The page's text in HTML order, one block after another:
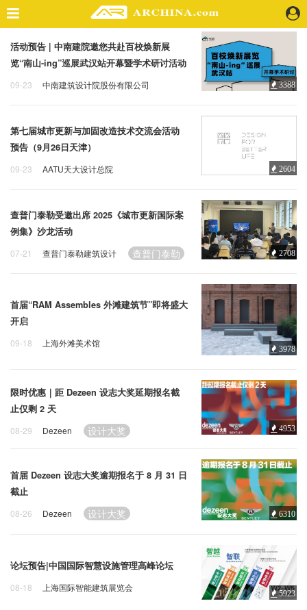
精选案例
建 筑
景 观
视 频
头条资讯
机 构
人 物
快速搜索
企业招聘
企业会员
广告投放
关于我们
活动预告 | 中南建院邀您共赴百校焕新展
览“南山-ing”巡展武汉站开幕暨学术研讨活动
09-23 中南建筑设计院股份有限公司 3388
第七届城市更新与加固改造技术交流会活动
预告（9月26日天津）
09-23 AATU天大设计总院 2604
查普门泰勒受邀出席 2025《城市更新国际案
例集》沙龙活动
07-21 查普门泰勒建筑设计 查普门泰勒 2708
首届“RAM Assembles 外滩建筑节”即将盛大
开启
09-18 上海外滩美术馆
3978
限时优惠｜距 Dezeen 设志大奖延期报名截
止仅剩 2 天
08-29 Dezeen 设计大奖 4953
首届 Dezeen 设志大奖逾期报名于 8 月 31 日
截止
08-26 Dezeen 设计大奖 6310
论坛预告|中国国际智慧设施管理高峰论坛
08-18 上海国际智能建筑展览会
5923